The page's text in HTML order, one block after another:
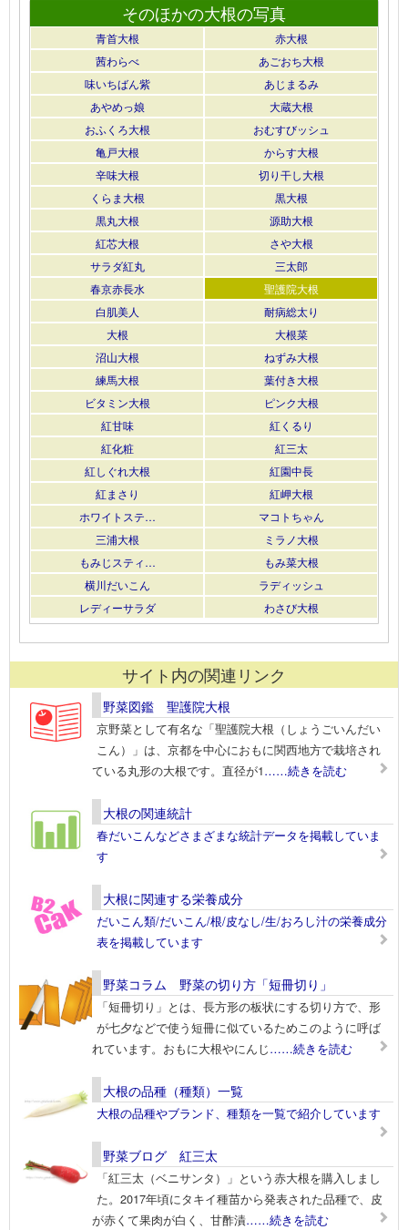
そのほかの大根の写真
青首大根
赤大根
茜わらべ
あごおち大根
味いちばん紫
あじまるみ
あやめっ娘
大蔵大根
おふくろ大根
おむすびッシュ
亀戸大根
からす大根
辛味大根
切り干し大根
くらま大根
黒大根
黒丸大根
源助大根
紅芯大根
さや大根
サラダ紅丸
三太郎
春京赤長水
聖護院大根
白肌美人
耐病総太り
大根
大根菜
沼山大根
ねずみ大根
練馬大根
葉付き大根
ビタミン大根
ピンク大根
紅甘味
紅くるり
紅化粧
紅三太
紅しぐれ大根
紅園中長
紅まさり
紅岬大根
ホワイトステ…
マコトちゃん
三浦大根
ミラノ大根
もみじスティ…
もみ菜大根
横川だいこん
ラディッシュ
レディーサラダ
わさび大根
サイト内の関連リンク
野菜図鑑 聖護院大根
京野菜として有名な「聖護院大根（しょうごいんだい
こん）」は、京都を中心におもに関西地方で栽培され
ている丸形の大根です。直径が1……続きを読む
大根の関連統計
春だいこんなどさまざまな統計データを掲載していま
す
大根に関連する栄養成分
だいこん類/だいこん/根/皮なし/生/おろし汁の栄養成分
表を掲載しています
野菜コラム 野菜の切り方「短冊切り」
「短冊切り」とは、長方形の板状にする切り方で、形
が七夕などで使う短冊に似ているためこのように呼ば
れています。おもに大根やにんじ……続きを読む
大根の品種（種類）一覧
大根の品種やブランド、種類を一覧で紹介しています
野菜ブログ 紅三太
「紅三太（ベニサンタ）」という赤大根を購入しまし
た。2017年頃にタキイ種苗から発表された品種で、皮
が赤くて果肉が白く、甘酢漬……続きを読む